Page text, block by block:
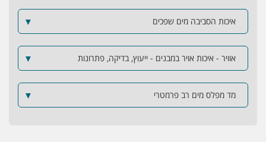
איכות הסביבה מים שפכים ▼
אוויר - איכות אויר במבנים - ייעוץ, בדיקה, פתרונות ▼
מד מפלס מים רב פרמטרי ▼